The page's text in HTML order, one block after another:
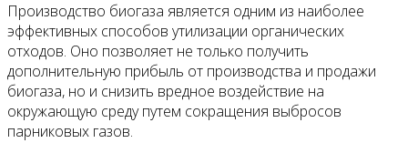
Производство биогаза является одним из наиболее
эффективных способов утилизации органических
отходов. Оно позволяет не только получить
дополнительную прибыль от производства и продажи
биогаза, но и снизить вредное воздействие на
окружающую среду путем сокращения выбросов
парниковых газов.